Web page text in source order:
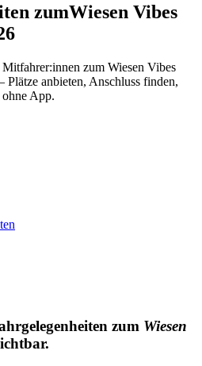
zumWiesen Vibes
zum Wiesen Vibes
Plätze anbieten, Anschluss finden,
App.
zum Wiesen